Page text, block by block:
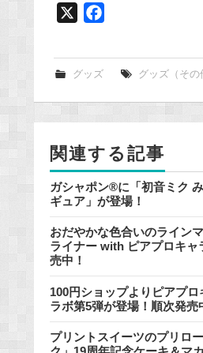
k
グッズ グッズ（その
関連する記事
ガシャポン®に「初音ミク
ギュア」が登場！
おだやかな色合いのライン
ライナー with ピアプロキャ
売中！
100円ショップよりピアプロ
ラボ第5弾が登場！順次発売
プリントスイーツのプリロ